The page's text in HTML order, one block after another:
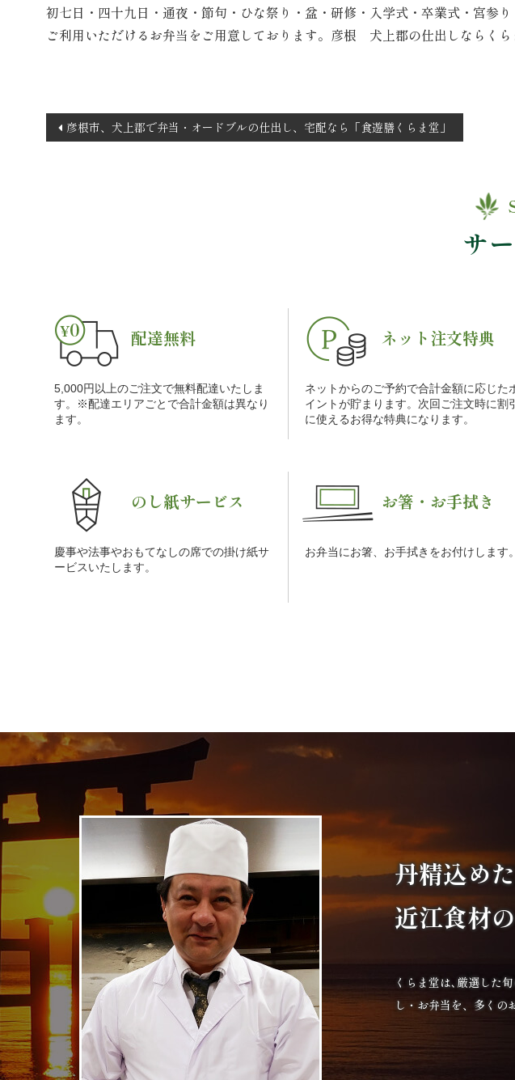
初七日・四十九日・通夜・節句・ひな祭り・盆・研修・入学式・卒業式・宮参り
ご利用いただけるお弁当をご用意しております。彦根 犬上郡の仕出しならくら
投
稿
彦根市、犬上郡で弁当・オードブルの仕出し、宅配なら「食遊膳くらま堂」
サ
配達無料
5,000円以上のご注文で無料配達いたしま
す。※配達エリアごとで合計金額は異なり
ます。
ネット注文特典
ネットからのご予約で合計金額に応じた
イントが貯まります。次回ご注文時に割引
に使えるお得な特典になります。
のし紙サービス
慶事や法事やおもてなしの席での掛け紙サ
ービスいたします。
お箸・お手拭き
お弁当にお箸、お手拭きをお付けします。
丹精込め
近江食材の
くらま堂は､厳選した
し・お弁当を、多くの